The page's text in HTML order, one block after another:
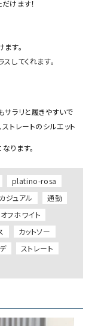
けます！
す。
してくれます。
サラリと履きやすいで
トレートのシルエット
ります。
platino-rosa
ジュアル
通勤
オフホワイト
カットソー
ストレート